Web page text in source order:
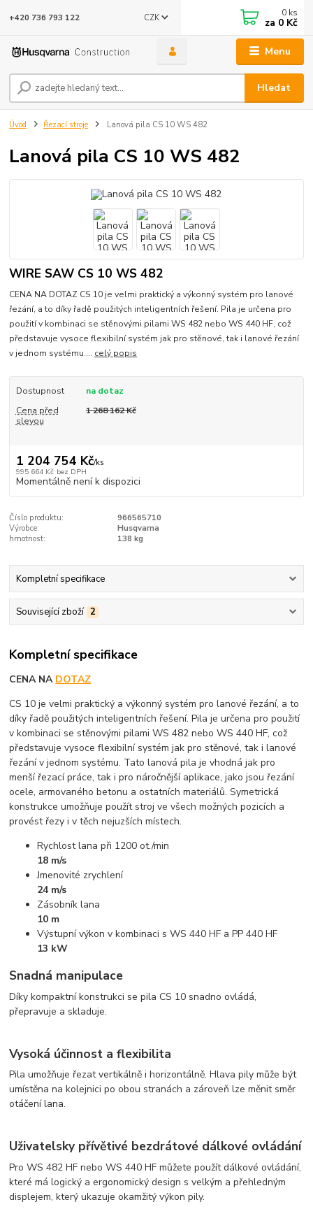
Menu
CZK
Hledat
+420 736 793 122 0 ks
za 0 Kč
Úvod Řezací stroje Lanová pila CS 10 WS 482
Lanová pila CS 10 WS 482
WIRE SAW CS 10 WS 482
CENA NA DOTAZ CS 10 je velmi praktický a výkonný systém pro lanové
řezání, a to díky řadě použitých inteligentních řešení. Pila je určena pro
použití v kombinaci se stěnovými pilami WS 482 nebo WS 440 HF, což
představuje vysoce flexibilní systém jak pro stěnové, tak i lanové řezání
v jednom systému.... celý popis
Dostupnost
na dotaz
Cena před
slevou
1 268 162 Kč
1 204 754 Kč/ks
995 664 Kč bez DPH
Momentálně není k dispozici
Číslo produktu:
966565710
Výrobce:
Husqvarna
hmotnost:
138 kg
Kompletní specifikace
Související zboží 2
Kompletní specifikace
CENA NA DOTAZ
CS 10 je velmi praktický a výkonný systém pro lanové řezání, a to
díky řadě použitých inteligentních řešení. Pila je určena pro použití
v kombinaci se stěnovými pilami WS 482 nebo WS 440 HF, což
představuje vysoce flexibilní systém jak pro stěnové, tak i lanové
řezání v jednom systému. Tato lanová pila je vhodná jak pro
menší řezací práce, tak i pro náročnější aplikace, jako jsou řezání
ocele, armovaného betonu a ostatních materiálů. Symetrická
konstrukce umožňuje použít stroj ve všech možných pozicích a
provést řezy i v těch nejuzších místech.
Rychlost lana při 1200 ot./min
18 m/s
Jmenovité zrychlení
24 m/s
Zásobník lana
10 m
Výstupní výkon v kombinaci s WS 440 HF a PP 440 HF
13 kW
Snadná manipulace
Díky kompaktní konstrukci se pila CS 10 snadno ovládá,
přepravuje a skladuje.
Vysoká účinnost a flexibilita
Pila umožňuje řezat vertikálně i horizontálně. Hlava pily může být
umístěna na kolejnici po obou stranách a zároveň lze měnit směr
otáčení lana.
Uživatelsky přívětivé bezdrátové dálkové ovládání
Pro WS 482 HF nebo WS 440 HF můžete použít dálkové ovládání,
které má logický a ergonomický design s velkým a přehledným
displejem, který ukazuje okamžitý výkon pily.